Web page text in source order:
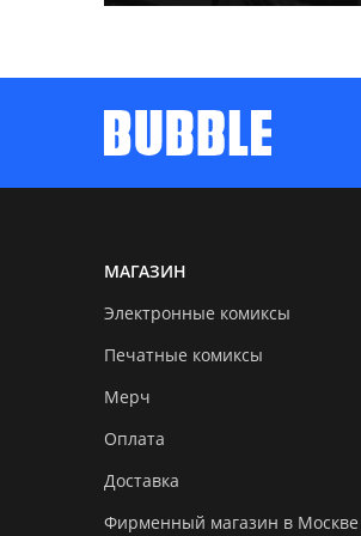
МАГАЗИН
Электронные комиксы
Печатные комиксы
Мерч
Оплата
Доставка
Фирменный магазин в Москве